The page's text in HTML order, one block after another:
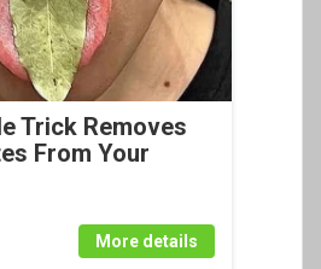
Trick Removes
From Your
More details